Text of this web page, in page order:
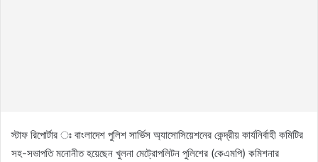
স্টাফ রিপোর্টার ঃ বাংলাদেশ পুলিশ সার্ভিস অ্যাসোসিয়েশনের কেন্দ্রীয় কার্যনির্বাহী কমিটির
সহ-সভাপতি মনোনীত হয়েছেন খুলনা মেট্রোপলিটন পুলিশের (কেএমপি) কমিশনার